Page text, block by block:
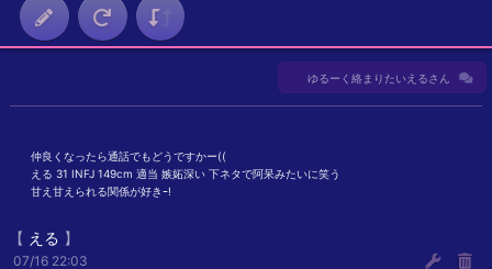
ゆるーく絡まりたいえるさん
︎︎ ︎︎仲良くなったら通話でもどうですかー((
︎︎ ︎︎える 31 INFJ 149cm 適当 嫉妬深い 下ネタで阿呆みたいに笑う
︎︎ ︎︎甘え甘えられる関係が好きｰ!
【 える 】
07/16 22:03